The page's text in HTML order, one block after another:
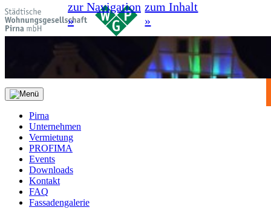
zur Navigation
»
zum Inhalt
»
Pirna
Unternehmen
Vermietung
PROFIMA
Events
Downloads
Kontakt
FAQ
Fassadengalerie